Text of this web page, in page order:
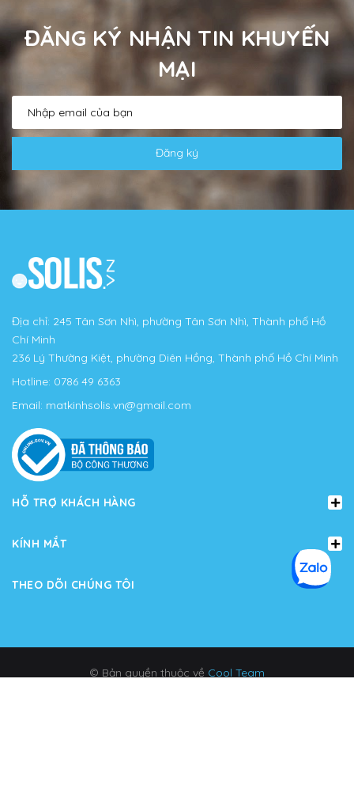
ĐĂNG KÝ NHẬN TIN KHUYẾN
MẠI
Đăng ký
Địa chỉ: 245 Tân Sơn Nhì, phường Tân Sơn Nhì, Thành phố Hồ
Chí Minh
236 Lý Thường Kiệt, phường Diên Hồng, Thành phố Hồ Chí Minh
Hotline: 0786 49 6363
Email: matkinhsolis.vn@gmail.com
HỖ TRỢ KHÁCH HÀNG
KÍNH MẮT
THEO DÕI CHÚNG TÔI
© Bản quyền thuộc về Cool Team